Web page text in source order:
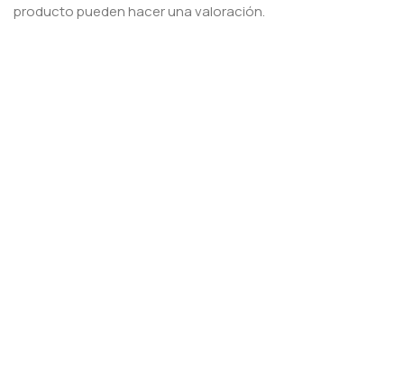
producto pueden hacer una valoración.